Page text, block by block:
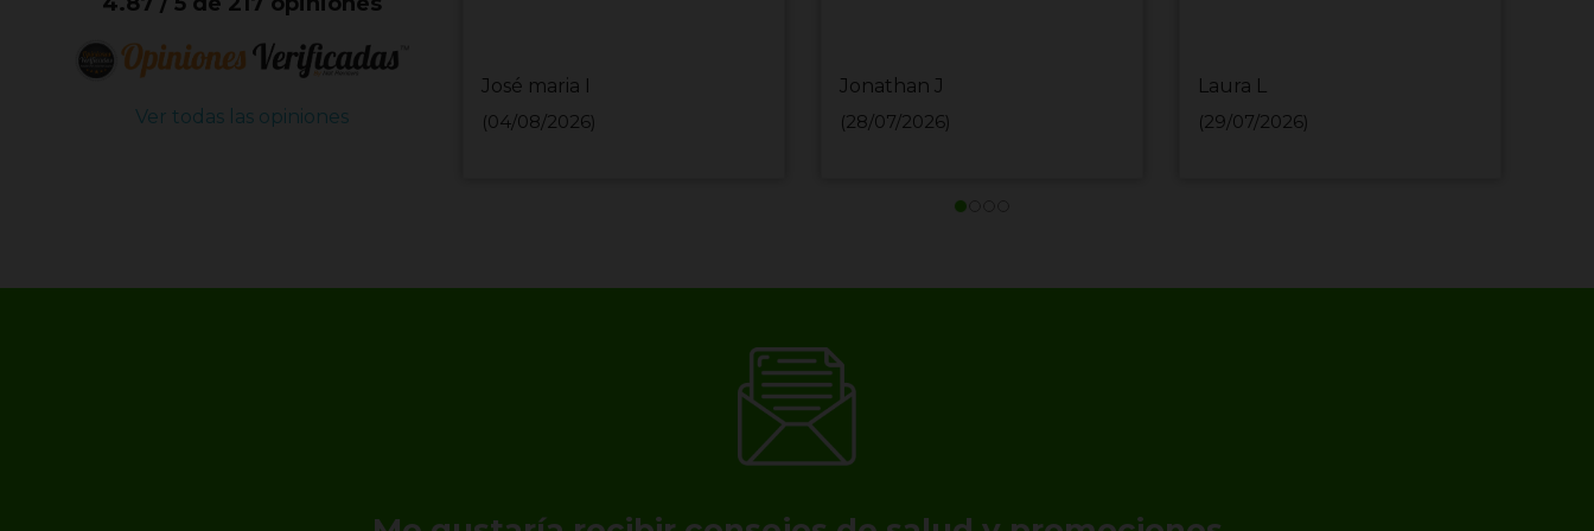
Ver todas las opiniones
José maria I
(04/08/2026)
Jonathan J
(28/07/2026)
Laura L
(29/07/2026)